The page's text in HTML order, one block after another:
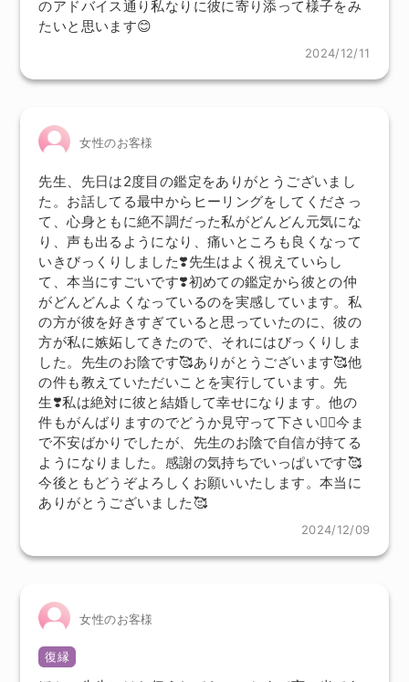
のアドバイス通り私なりに彼に寄り添って様子をみ
たいと思います😊
2024/12/11
女性のお客様
先生、先日は2度目の鑑定をありがとうございまし
た。お話してる最中からヒーリングをしてくださっ
て、心身ともに絶不調だった私がどんどん元気にな
り、声も出るようになり、痛いところも良くなって
いきびっくりしました❣️先生はよく視えていらし
て、本当にすごいです❣️初めての鑑定から彼との仲
がどんどんよくなっているのを実感しています。私
の方が彼を好きすぎていると思っていたのに、彼の
方が私に嫉妬してきたので、それにはびっくりしま
した。先生のお陰です🥰ありがとうございます🥰他
の件も教えていただいことを実行しています。先
生❣️私は絶対に彼と結婚して幸せになります。他の
件もがんばりますのでどうか見守って下さい🙇‍♀️今ま
で不安ばかりでしたが、先生のお陰で自信が持てる
ようになりました。感謝の気持ちでいっぱいです🥰
今後ともどうぞよろしくお願いいたします。本当に
ありがとうございました🥰
2024/12/09
女性のお客様
復縁